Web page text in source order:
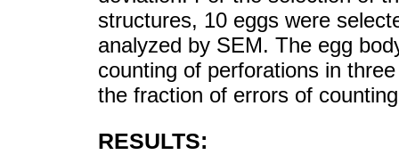
structures, 10 eggs were
analyzed by SEM. The egg
counting of perforations in
the fraction of errors of
RESULTS: